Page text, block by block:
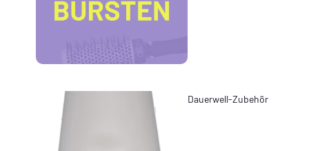
Dauerwell-Zubehör